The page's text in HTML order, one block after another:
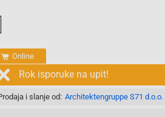
Online
Rok isporuke na upit!
i slanje od: Architektengruppe S71 d.o.o.